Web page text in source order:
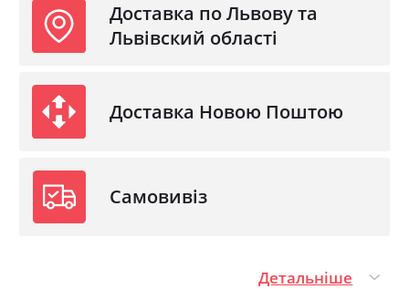
Доставка по Львову та
Львівский області
Доставка Новою Поштою
Самовивіз
Детальніше